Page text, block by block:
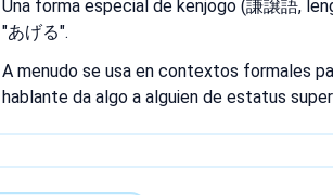
Una forma especial de kenjogo (謙譲語,
"あげる".
A menudo se usa en contextos formales
hablante da algo a alguien de estatus